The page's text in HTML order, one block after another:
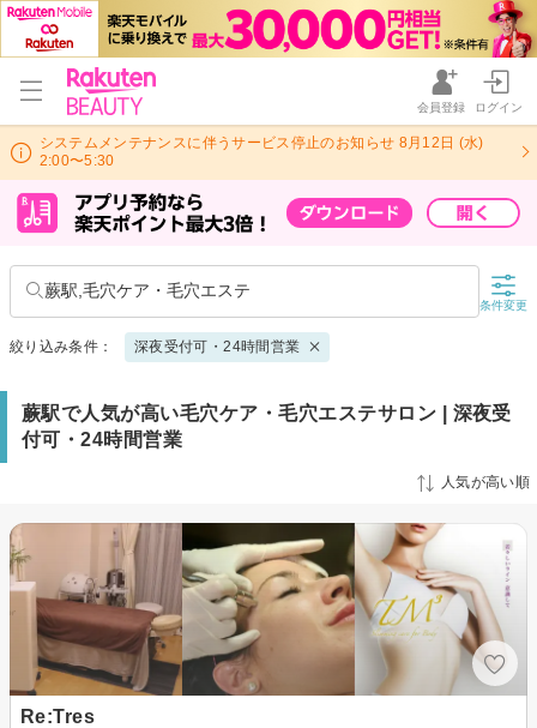
会員登録 ログイン
システムメンテナンスに伴うサービス停止のお知らせ 8月12日 (水)
2:00〜5:30
蕨駅,毛穴ケア・毛穴エステ
条件変更
絞り込み条件： 深夜受付可・24時間営業
蕨駅で人気が高い毛穴ケア・毛穴エステサロン | 深夜受
付可・24時間営業
人気が高い順
Re:Tres